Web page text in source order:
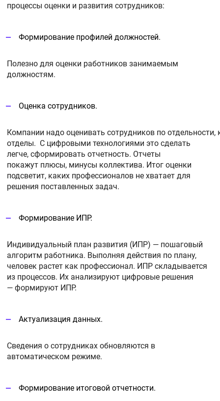
процессы оценки и развития сотрудников:
Формирование профилей должностей.
Полезно для оценки работников занимаемым
должностям.
Оценка сотрудников.
Компании надо оценивать сотрудников по
отделы. С цифровыми технологиями это сделать
легче, сформировать отчетность. Отчеты
покажут плюсы, минусы коллектива. Итог оценки
подсветит, каких профессионалов не хватает для
решения поставленных задач.
Формирование ИПР.
Индивидуальный план развития (ИПР) — пошаговый
алгоритм работника. Выполняя действия по плану,
человек растет как профессионал. ИПР складывается
из процессов. Их анализируют цифровые решения
— формируют ИПР.
Актуализация данных.
Сведения о сотрудниках обновляются в
автоматическом режиме.
Формирование итоговой отчетности.